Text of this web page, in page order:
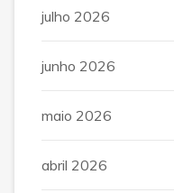
julho 2026
junho 2026
maio 2026
abril 2026